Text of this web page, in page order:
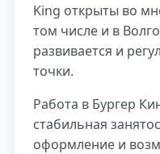
King открыты во
том числе и в
развивается и
точки.
Работа в Бургер
стабильная
оформление и